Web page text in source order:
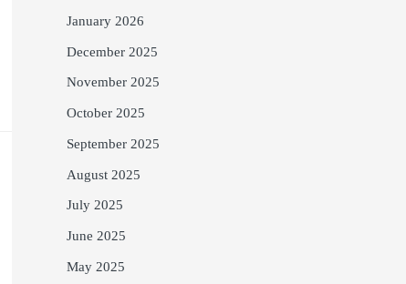
January 2026
December 2025
November 2025
October 2025
September 2025
August 2025
July 2025
June 2025
May 2025